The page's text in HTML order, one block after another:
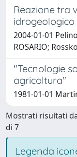
Reazione tra
idrogeologico
2004-01-01
ROSARIO;
"Tecnologie
agricoltura"
1981-01-01
Mostrati risultati
di 7
Legenda